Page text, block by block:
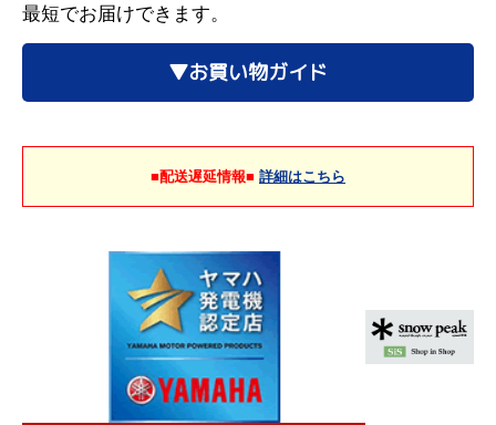
最短でお届けできます。
▼お買い物ガイド
■配送遅延情報■ 詳細はこちら